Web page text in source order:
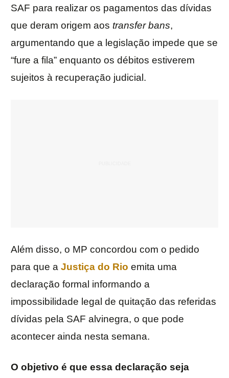
SAF para realizar os pagamentos das dívidas
que deram origem aos transfer bans,
argumentando que a legislação impede que se
“fure a fila” enquanto os débitos estiverem
sujeitos à recuperação judicial.
Além disso, o MP concordou com o pedido
para que a Justiça do Rio emita uma
declaração formal informando a
impossibilidade legal de quitação das referidas
dívidas pela SAF alvinegra, o que pode
acontecer ainda nesta semana.
O objetivo é que essa declaração seja